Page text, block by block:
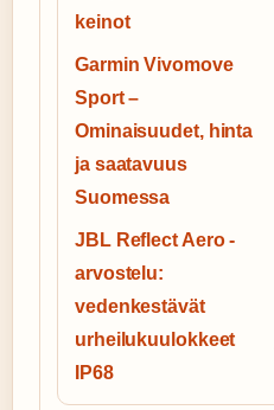
keinot
Garmin Vivomove
Sport –
Ominaisuudet, hinta
ja saatavuus
Suomessa
JBL Reflect Aero -
arvostelu:
vedenkestävät
urheilukuulokkeet
IP68